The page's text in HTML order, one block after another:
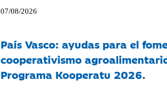
07/08/2026
País Vasco: ayudas para el
cooperativismo
Programa Kooperatu 2026.